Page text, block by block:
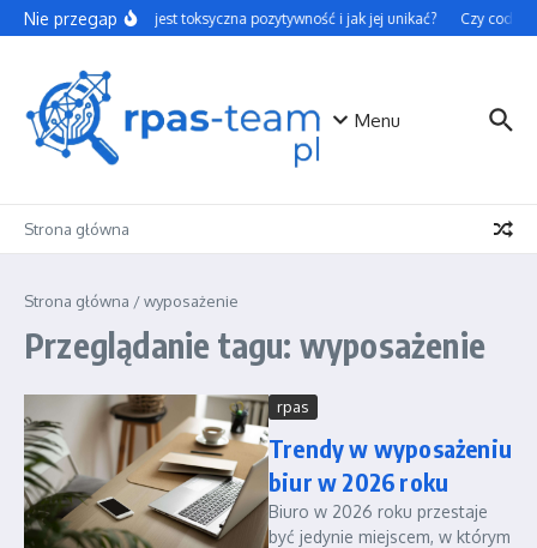
Przejdź do treści
Nie przegapCzym jest toksyczna pozytywność i jak jej unikać? Czy
Menu
Strona główna
Strona główna /wyposażenie
Przeglądanie tagu: wyposażenie
rpas
Trendy w wyposażeniu
biur w 2026 roku
Biuro w 2026 roku przestaje
być jedynie miejscem, w którym